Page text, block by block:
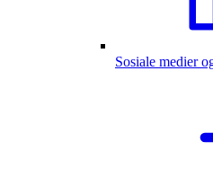
Sosiale medier